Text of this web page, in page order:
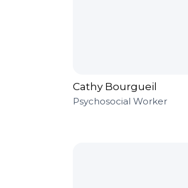
Cathy Bourgueil
Psychosocial Worker